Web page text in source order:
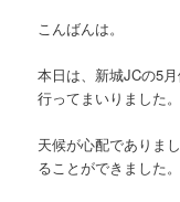
こんばんは。
本日は、新城JCの5
行ってまいりました。
天候が心配でありま
ることができました。